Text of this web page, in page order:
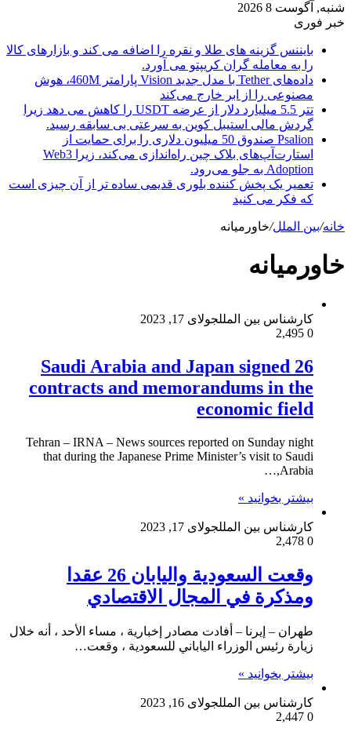
شنبه, آگوست 8 2026
خبر فوری
بایننس گزینه های طلا و نقره را اضافه می کند و بازارهای کالا
را به معامله گران کریپتو می آورد.
داده‌های Tether با مدل جدید Vision پارامتر 460M، هوش
مصنوعی را از ابر خارج می‌کند
تتر 5.5 میلیارد دلار از عرضه USDT را کاهش می دهد زیرا
گردش مالی استیبل کوین به سرعتی بی سابقه رسید.
Psalion صندوق 50 میلیون دلاری را برای حمایت از
استارت‌آپ‌های بلاک چین راه‌اندازی می‌کند، زیرا Web3
Adoption به جلو می‌رود.
تعمیر یک پخش کننده بلوری قدیمی ساده تر از آن چیزی است
که فکر می کنید
خانه/بین الملل/خاورمیانه
خاورمیانه
کارشناس بین المللجولای 17, 2023
0
Saudi Arabia and Japan signed 26
contracts and memorandums in the
economic field
Tehran – IRNA – News sources reported on Sunday night
that during the Japanese Prime Minister’s visit to Saudi
Arabia,…
بیشتر بخوانید »
کارشناس بین المللجولای 17, 2023
0
وقعت السعودية واليابان 26 عقدا
ومذكرة في المجال الاقتصادي
طهران – إيرنا – أفادت مصادر إخبارية ، مساء الأحد ، أنه خلال
زيارة رئيس الوزراء الياباني للسعودية ، وقعت…
بیشتر بخوانید »
کارشناس بین المللجولای 16, 2023
0